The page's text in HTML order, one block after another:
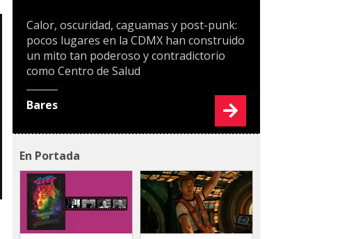
Calor, oscuridad, caguamas y post-punk:
pocos lugares en la CDMX han construido
un mito tan poderoso y contradictorio
como Centro de Salud
Bares
En Portada